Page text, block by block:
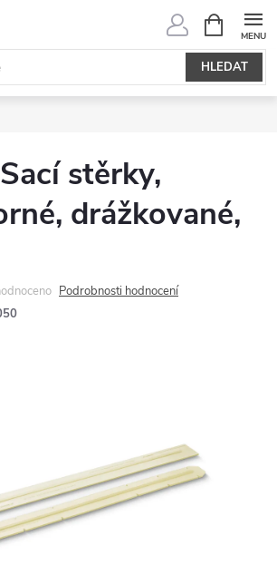
HLEDAT
NÁKUPNÍ
KOŠÍK
stěrky,
drážkované,
Podrobnosti hodnocení